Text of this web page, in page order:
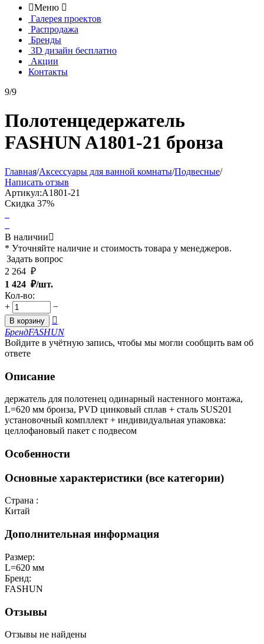
Меню 
Галерея проектов
Распродажа
Бренды
3D дизайн бесплатно
Акции
Контакты
9/9
Полотенцедержатель
FASHUN A1801-21 бронза
Главная/Аксессуары для ванной комнаты/Подвесные/
Написать отзыв
Артикул:A1801-21
Скидка 37%
В наличии
* Уточняйте наличие и стоимость товара у менеджеров.
Задать вопрос
2 264 ₽
1 424 ₽/шт.
Кол-во:
+
−
В корзину

БрендFASHUN
Войдите в учётную запись, чтобы мы могли сообщить вам об
ответе
Описание
держатель для полотенец одинарный настенного монтажа,
L=620 мм бронза, PVD цинковый сплав + сталь SUS201
установочный компллект + индивидуальная упаковка:
целлофановый пакет с подвесом
Особенности
Основные характеристики (все категории)
Страна :
Китай
Дополнительная информация
Размер:
L=620 мм
Бренд:
FASHUN
Отзывы
Отзывы не найдены